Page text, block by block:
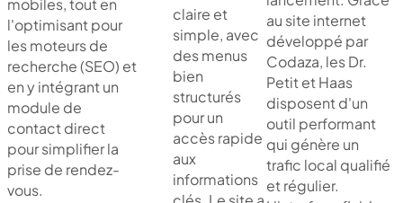
mobiles, tout en
l'optimisant pour
les moteurs de
recherche (SEO) et
en y intégrant un
module de
contact direct
pour simplifier la
prise de rendez-
vous.
claire et
simple, avec
des menus
bien
structurés
pour un
accès rapide
aux
informations
au site internet
développé par
Codaza, les Dr.
Petit et Haas
disposent d'un
outil performant
qui génère un
trafic local qualifié
et régulier.